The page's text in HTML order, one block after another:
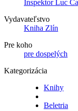
Inspektor Luc
Vydavateľstvo
Kniha Zlín
Pre koho
pre dospelých
Kategorizácia
Knihy
Beletria